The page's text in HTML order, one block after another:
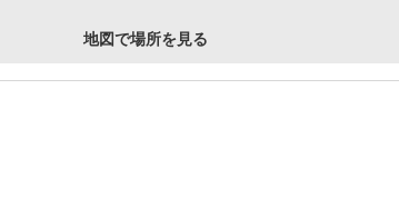
地図で場所を見る